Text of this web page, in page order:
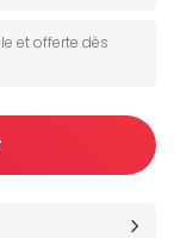
et offerte dès